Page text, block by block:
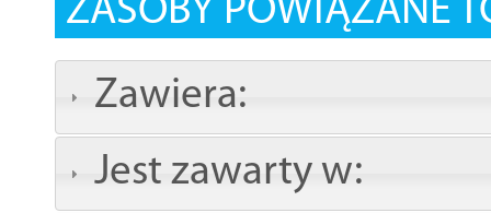
ZASOBY POWIĄZANE
Zawiera:
Jest zawarty w: